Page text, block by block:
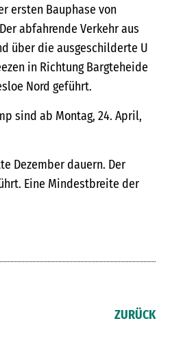
ersten Bauphase von
abfahrende Verkehr aus
über die ausgeschilderte U
in Richtung Bargteheide
Nord geführt.
sind ab Montag, 24. April,
Dezember dauern. Der
Eine Mindestbreite der
ZURÜCK